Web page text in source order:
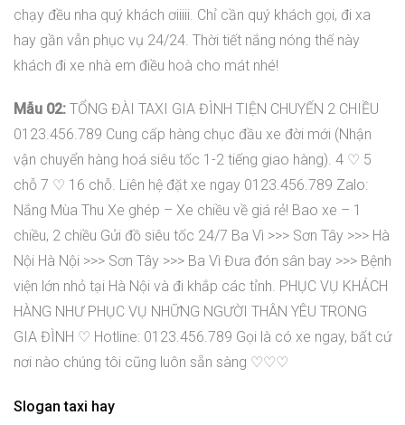
chạy đều nha quý khách ơiiiii. Chỉ cần quý khách gọi, đi xa
hay gần vẫn phục vụ 24/24. Thời tiết nắng nóng thế này
khách đi xe nhà em điều hoà cho mát nhé!
Mẫu 02: TỔNG ĐÀI TAXI GIA ĐÌNH TIỆN CHUYẾN 2 CHIỀU
0123.456.789 Cung cấp hàng chục đầu xe đời mới (Nhận
vận chuyển hàng hoá siêu tốc 1-2 tiếng giao hàng). 4 ♡ 5
chỗ 7 ♡ 16 chỗ. Liên hệ đặt xe ngay 0123.456.789 Zalo:
Nắng Mùa Thu Xe ghép – Xe chiều về giá rẻ! Bao xe – 1
chiều, 2 chiều Gửi đồ siêu tốc 24/7 Ba Vì >>> Sơn Tây >>> Hà
Nội Hà Nội >>> Sơn Tây >>> Ba Vì Đưa đón sân bay >>> Bệnh
viện lớn nhỏ tại Hà Nội và đi khắp các tỉnh. PHỤC VỤ KHÁCH
HÀNG NHƯ PHỤC VỤ NHỮNG NGƯỜI THÂN YÊU TRONG
GIA ĐÌNH ♡ Hotline: 0123.456.789 Gọi là có xe ngay, bất cứ
nơi nào chúng tôi cũng luôn sẵn sàng ♡♡♡
Slogan taxi hay